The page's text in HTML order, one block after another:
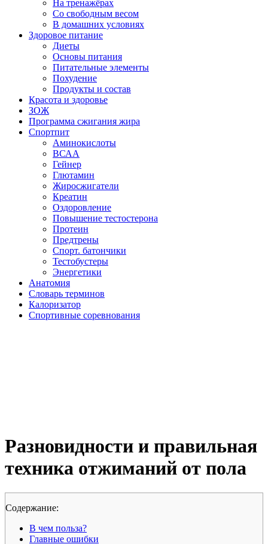
На тренажёрах
Со свободным весом
В домашних условиях
Здоровое питание
Диеты
Основы питания
Питательные элементы
Похудение
Продукты и состав
Красота и здоровье
ЗОЖ
Программа сжигания жира
Спортпит
Аминокислоты
ВСАА
Гейнер
Глютамин
Жиросжигатели
Креатин
Оздоровление
Повышение тестостерона
Протеин
Предтрены
Спорт. батончики
Тестобустеры
Энергетики
Анатомия
Словарь терминов
Калоризатор
Спортивные соревнования
Разновидности и правильная
техника отжиманий от пола
Cодержание:
В чем польза?
Главные ошибки